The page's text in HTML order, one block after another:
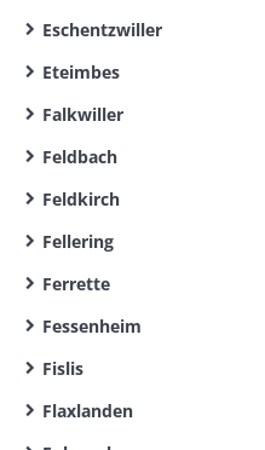
Eschentzwiller
Eteimbes
Falkwiller
Feldbach
Feldkirch
Fellering
Ferrette
Fessenheim
Fislis
Flaxlanden